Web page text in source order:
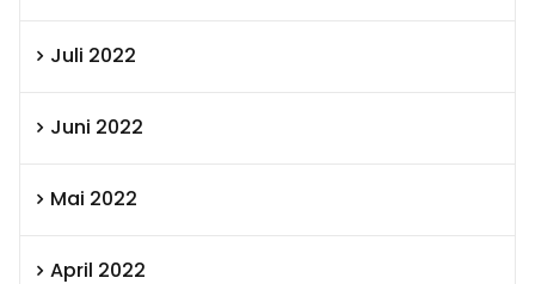
Juli 2022
Juni 2022
Mai 2022
April 2022